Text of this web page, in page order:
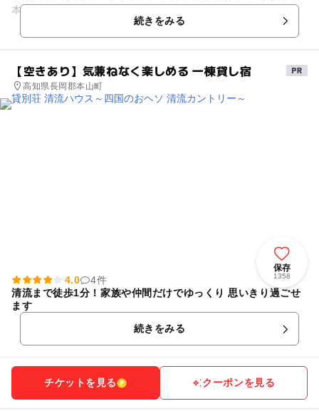
本格生演奏ファミリーコンサート 赤ちゃんと一緒に楽しめ
続きをみる
【空きあり】気兼ねなく楽しめる 一棟貸し宿
高知県長岡郡本山町
保存
1358
4.0
4件
清流まで徒歩1分！家族や仲間だけでゆっくり 思いきり過ごせ
ます
続きをみる
チケットを見る クーポンを見る